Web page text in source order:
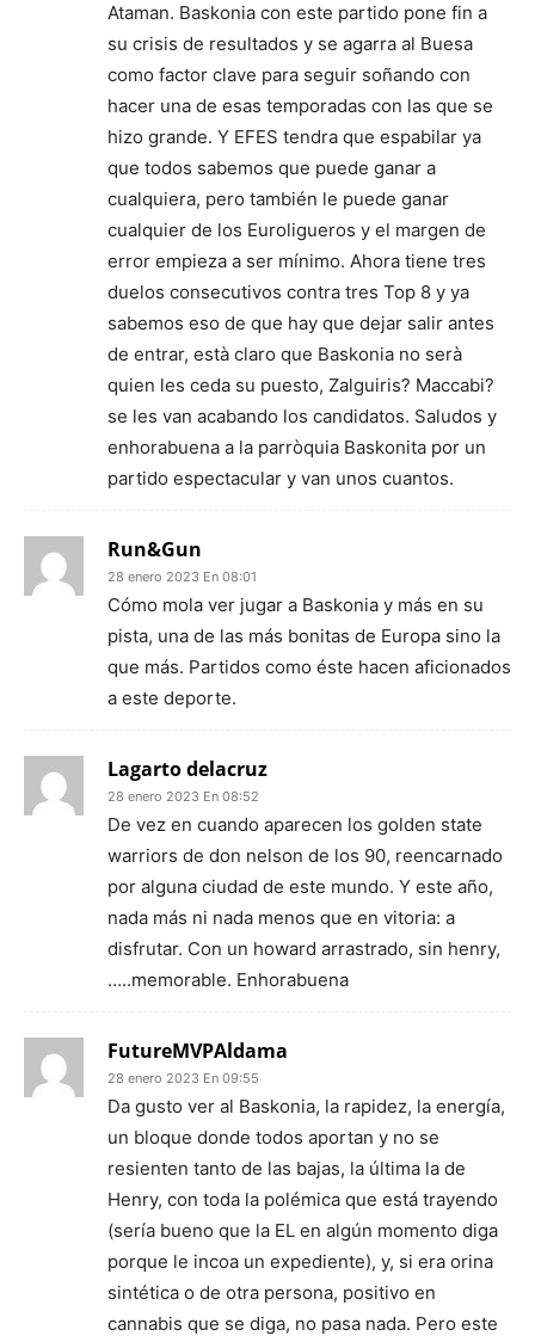
Ataman. Baskonia con este partido pone fin a
su crisis de resultados y se agarra al Buesa
como factor clave para seguir soñando con
hacer una de esas temporadas con las que se
hizo grande. Y EFES tendra que espabilar ya
que todos sabemos que puede ganar a
cualquiera, pero también le puede ganar
cualquier de los Euroligueros y el margen de
error empieza a ser mínimo. Ahora tiene tres
duelos consecutivos contra tres Top 8 y ya
sabemos eso de que hay que dejar salir antes
de entrar, està claro que Baskonia no serà
quien les ceda su puesto, Zalguiris? Maccabi?
se les van acabando los candidatos. Saludos y
enhorabuena a la parròquia Baskonita por un
partido espectacular y van unos cuantos.
Run&Gun
28 enero 2023 En 08:01
Cómo mola ver jugar a Baskonia y más en su
pista, una de las más bonitas de Europa sino la
que más. Partidos como éste hacen aficionados
a este deporte.
Lagarto delacruz
28 enero 2023 En 08:52
De vez en cuando aparecen los golden state
warriors de don nelson de los 90, reencarnado
por alguna ciudad de este mundo. Y este año,
nada más ni nada menos que en vitoria: a
disfrutar. Con un howard arrastrado, sin henry,
…..memorable. Enhorabuena
FutureMVPAldama
28 enero 2023 En 09:55
Da gusto ver al Baskonia, la rapidez, la energía,
un bloque donde todos aportan y no se
resienten tanto de las bajas, la última la de
Henry, con toda la polémica que está trayendo
(sería bueno que la EL en algún momento diga
porque le incoa un expediente), y, si era orina
sintética o de otra persona, positivo en
cannabis que se diga, no pasa nada. Pero este